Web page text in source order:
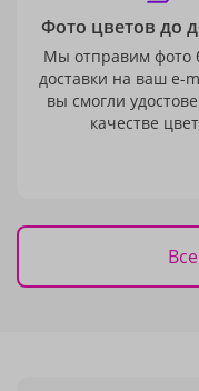
Фото цветов до
Мы отправим фото
доставки на ваш e-
вы смогли
качестве